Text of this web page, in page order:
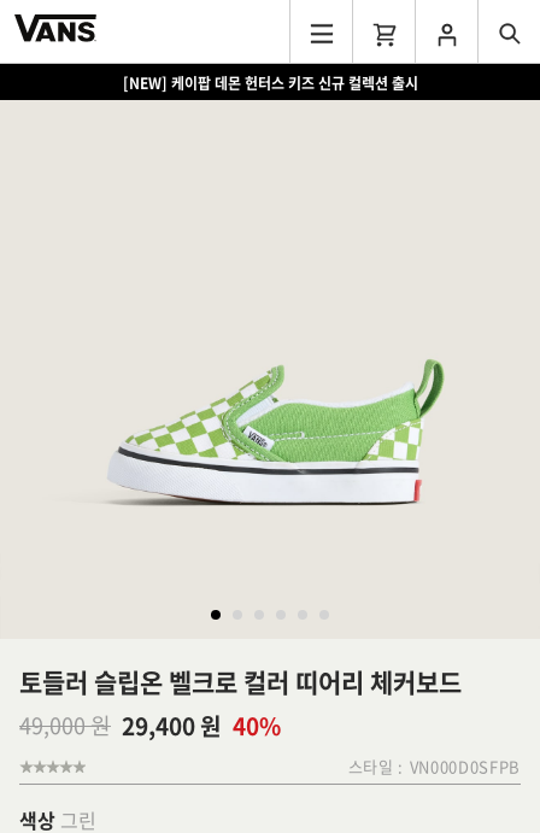
[NEW] 케이팝 데몬 헌터스 키즈 신규 컬렉션 출시
토들러 슬립온 벨크로 컬러 띠어리 체커보드
49,000 원 29,400 원 40%
스타일 : VN000D0SFPB
색상 그린